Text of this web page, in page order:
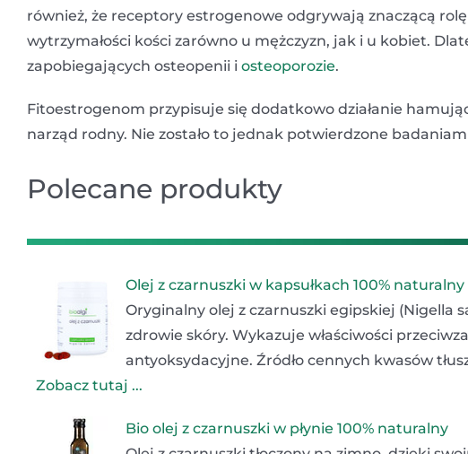
również, że receptory estrogenowe odgrywają znaczącą
wytrzymałości kości zarówno u mężczyzn, jak i u kobiet.
zapobiegających osteopenii i osteoporozie.
Fitoestrogenom przypisuje się dodatkowo działanie
narząd rodny. Nie zostało to jednak potwierdzone
Polecane produkty
Olej z czarnuszki w kapsułkach 100% naturalny
Oryginalny olej z czarnuszki egipskiej (Nigella
zdrowie skóry. Wykazuje właściwości
antyoksydacyjne. Źródło cennych kwasów
Zobacz tutaj ...
Bio olej z czarnuszki w płynie 100% naturalny